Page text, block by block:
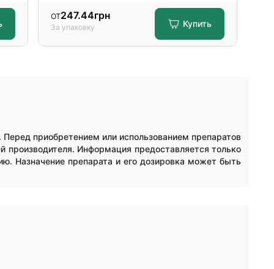
от247.44грн
За упаковку Купить
приобретением или использованием препаратов
производителя. Информация предоставляется только
Назначение препарата и его дозировка может быть